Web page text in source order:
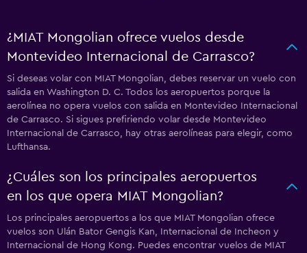
¿MIAT Mongolian ofrece vuelos desde
Montevideo Internacional de Carrasco?
Si deseas volar con MIAT Mongolian, debes reservar un vuelo con
salida en Washington D. C. Todos los aeropuertos porque la
aerolínea no opera vuelos con salida en Montevideo Internacional
de Carrasco. Si sigues prefiriendo volar desde Montevideo
Internacional de Carrasco, hay otras aerolíneas para elegir, como
Lufthansa.
¿Cuáles son los principales aeropuertos
en los que opera MIAT Mongolian?
Los principales aeropuertos a los que MIAT Mongolian ofrece
vuelos son Ulán Bator Gengis Kan, Internacional de Incheon y
Internacional de Hong Kong. Puedes encontrar vuelos de MIAT